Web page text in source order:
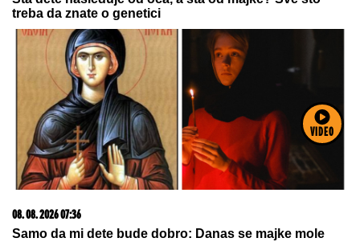
VIDEO
treba da znate o genetici
08. 08. 2026 07:36
Samo da mi dete bude dobro: Danas se majke mole